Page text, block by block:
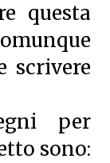
questa
scrivere
per
sono: